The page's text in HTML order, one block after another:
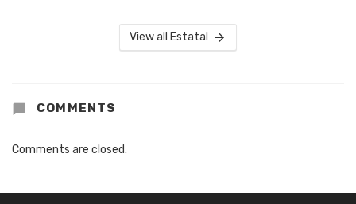
View all Estatal
COMMENTS
Comments are closed.